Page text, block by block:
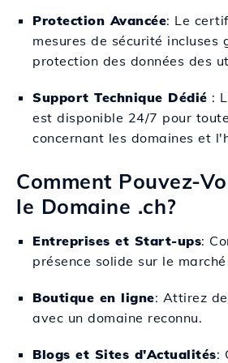
Protection Avancée: Le
mesures de sécurité incluses
protection des données des
Support Technique Dédié :
est disponible 24/7 pour
concernant les domaines et
Comment Pouvez-
le Domaine .ch?
Entreprises et Start-ups:
présence solide sur le marché
Boutique en ligne: Attirez
avec un domaine reconnu.
Blogs et Sites d'Actualités: